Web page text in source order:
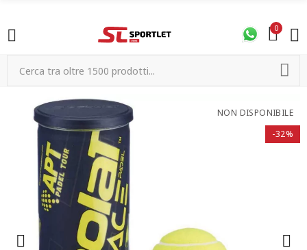
0
NON DISPONIBILE
-32%